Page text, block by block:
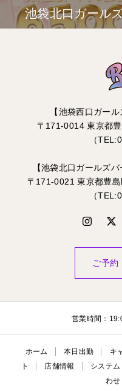
池袋北口ガール
【池袋西口ガー
〒171-0014 東京都
（
【池袋北口ガールズ
〒171-0021 東京都豊
（
ご予約
営業時間：
ホーム 本日出勤 キ
ト
店舗情報 システム
わせ